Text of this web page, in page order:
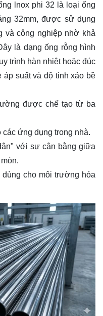
lnoxphi 32 là loại ống
32mm, được sử dụng
và công nghiệp nhờ khả
là dạng ống rỗng hình
trình hàn nhiệt hoặc đúc
áp suất và độ tinh xảo bề
được chế tạo từ ba
các ứng dụng trong nhà.
với sự cân bằng giữa
dùng cho môi trường hóa